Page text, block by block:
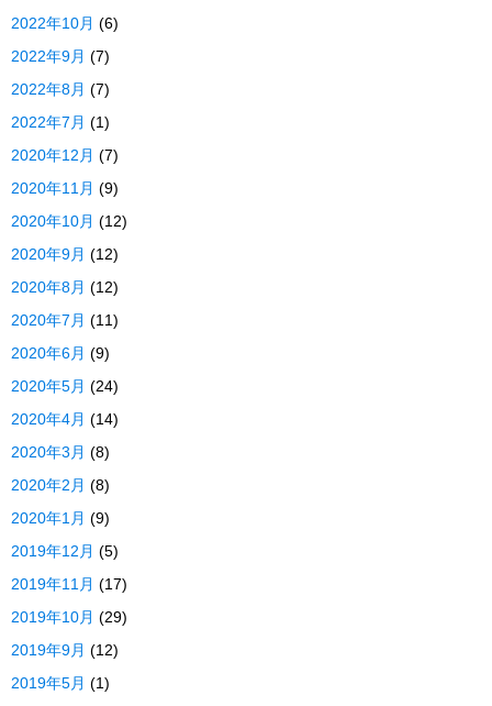
2022年10月 (6)
2022年9月 (7)
2022年8月 (7)
2022年7月 (1)
2020年12月 (7)
2020年11月 (9)
2020年10月 (12)
2020年9月 (12)
2020年8月 (12)
2020年7月 (11)
2020年6月 (9)
2020年5月 (24)
2020年4月 (14)
2020年3月 (8)
2020年2月 (8)
2020年1月 (9)
2019年12月 (5)
2019年11月 (17)
2019年10月 (29)
2019年9月 (12)
2019年5月 (1)